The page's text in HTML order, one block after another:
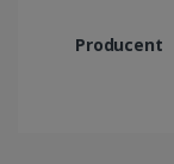
Producent